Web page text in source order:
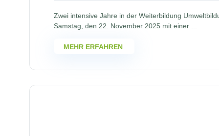
Zwei intensive Jahre in der Weiterbildung
Samstag, den 22. November 2025 mit einer ...
MEHR ERFAHREN